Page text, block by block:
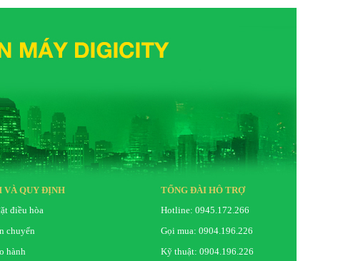
VÀ QUY ĐỊNH
điều hòa
chuyển
hành
TỔNG ĐÀI HỖ TRỢ
Hotline: 0945.172.266
Gọi mua: 0904.196.226
Kỹ thuật: 0904.196.226